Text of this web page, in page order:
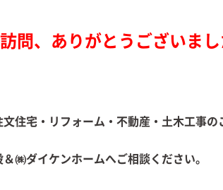
問、ありがとうございま
文住宅・リフォーム・不動産・土木工事の
＆㈱ダイケンホームへご相談